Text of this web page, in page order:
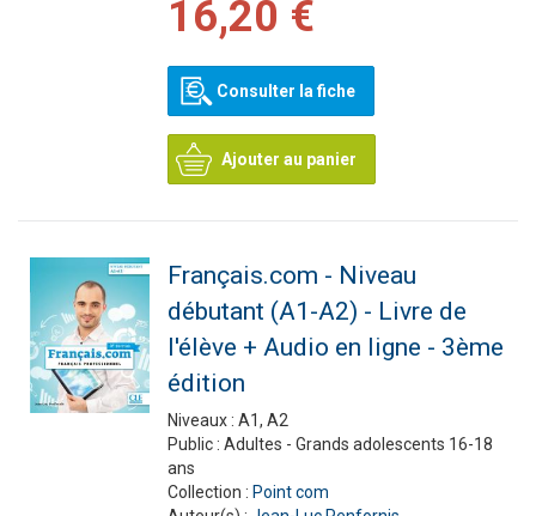
16,20 €
Consulter la fiche
Ajouter au panier
Français.com - Niveau
débutant (A1-A2) - Livre de
l'élève + Audio en ligne - 3ème
édition
Niveaux : A1, A2
Public : Adultes - Grands adolescents 16-18
ans
Collection : Point com